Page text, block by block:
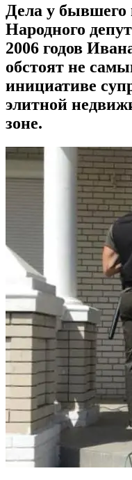
Дела у бывшего
Народного
2006 годов
обстоят не
инициативе
элитной
зоне.